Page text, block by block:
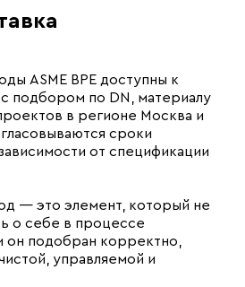
ASME BPE доступны к
с подбором по DN, материалу
в регионе Москва и
сроки
от спецификации
— это элемент, который не
о себе в процессе
он подобран корректно,
управляемой и